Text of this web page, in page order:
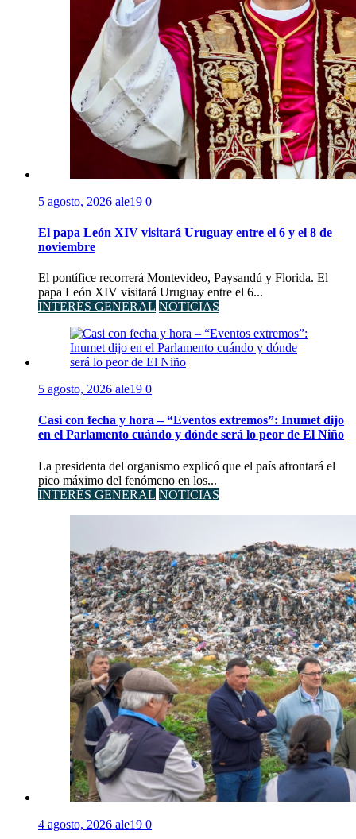
5 agosto, 2026 ale19 0
El papa León XIV visitará Uruguay entre el 6 y el 8 de
noviembre
El pontífice recorrerá Montevideo, Paysandú y Florida. El
papa León XIV visitará Uruguay entre el 6...
INTERÉS GENERAL NOTICIAS
5 agosto, 2026 ale19 0
Casi con fecha y hora – “Eventos extremos”: Inumet dijo
en el Parlamento cuándo y dónde será lo peor de El Niño
La presidenta del organismo explicó que el país afrontará el
pico máximo del fenómeno en los...
INTERÉS GENERAL NOTICIAS
4 agosto, 2026 ale19 0